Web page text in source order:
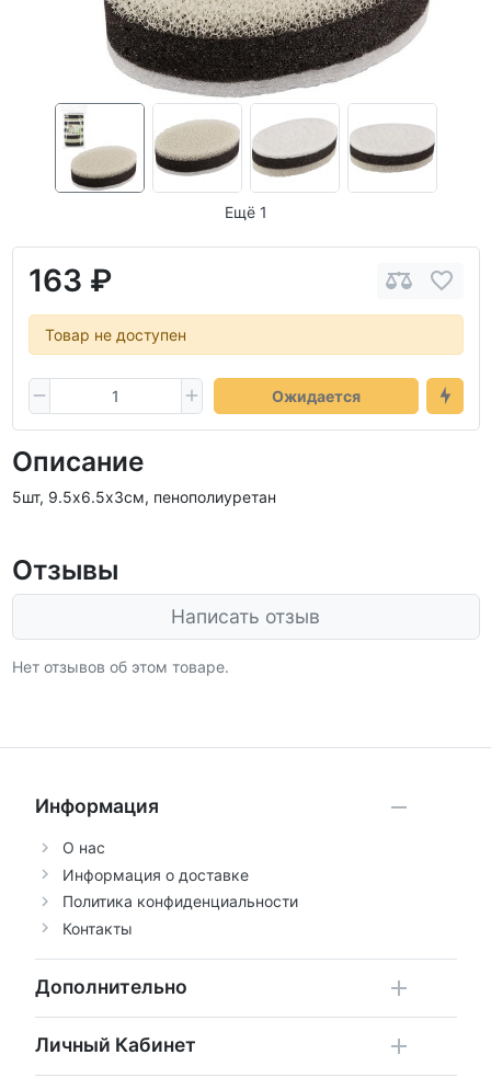
Ещё 1
163 ₽
Товар не доступен
Ожидается
Описание
5шт, 9.5х6.5х3см, пенополиуретан
Отзывы
Написать отзыв
Нет отзывов об этом товаре.
Информация
О нас
Информация о доставке
Политика конфиденциальности
Контакты
Дополнительно
Личный Кабинет